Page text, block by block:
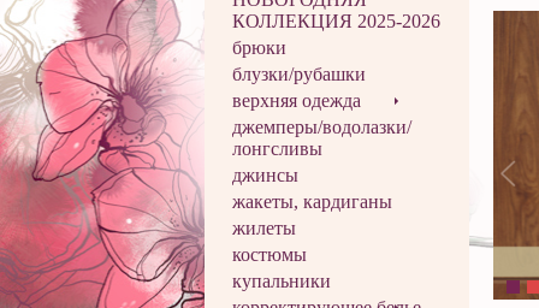
КОЛЛЕКЦИЯ 2025-2026
брюки
блузки/рубашки
верхняя одежда
джемперы/водолазки/
лонгсливы
джинсы
жакеты, кардиганы
жилеты
костюмы
купальники